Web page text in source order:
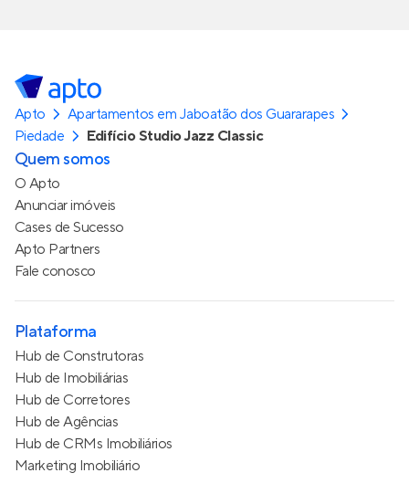
Apto
Apartamentos em Jaboatão dos Guararapes
Piedade
Edifício Studio Jazz Classic
Quem somos
O Apto
Anunciar imóveis
Cases de Sucesso
Apto Partners
Fale conosco
Plataforma
Hub de Construtoras
Hub de Imobiliárias
Hub de Corretores
Hub de Agências
Hub de CRMs Imobiliários
Marketing Imobiliário